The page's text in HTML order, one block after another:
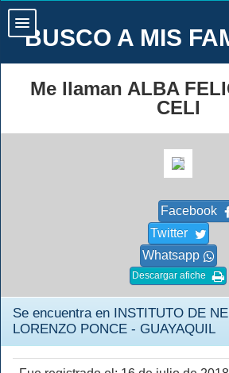
BUSCO A MIS
Me llaman ALBA
CELI
Facebook
Twitter
Whatsapp
Descargar afiche
Se encuentra en INSTITUTO DE
LORENZO PONCE - GUAYAQUIL